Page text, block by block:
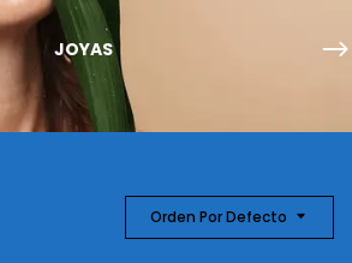
JOYAS
Orden Por Defecto